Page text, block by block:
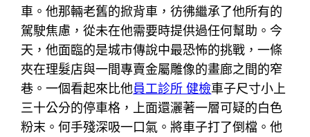
車。他那輛老舊的掀背車，彷彿繼承了他所有的
駕駛焦慮，從未在他需要時提供過任何幫助。今
天，他面臨的是城市傳說中最恐怖的挑戰，一條
夾在理髮店與一間專賣金屬雕像的畫廊之間的窄
巷。一個看起來比他員工診所 健檢車子尺寸小上
三十公分的停車格，上面還灑著一層可疑的白色
粉末。何手殘深吸一口氣。將車子打了倒檔。他